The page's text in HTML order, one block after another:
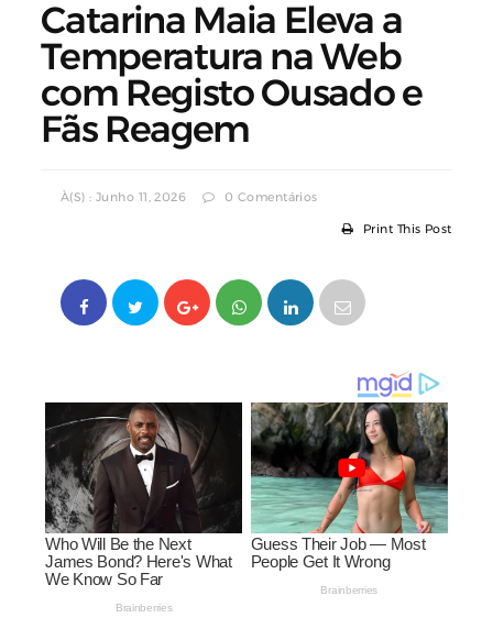
Catarina Maia Eleva a
Temperatura na Web
com Registo Ousado e
Fãs Reagem
À(s) : Junho 11, 2026 0 Comentários
Print This Post